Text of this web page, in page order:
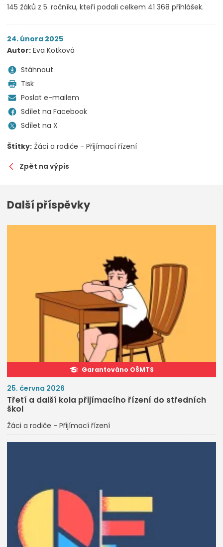
145 žáků z 5. ročníku, kteří podali celkem 41 368 přihlášek.
24. února 2025
Autor: Eva Kotková
Stáhnout
Tisk
Poslat e-mailem
Sdílet na Facebook
Sdílet na X
Štítky: Žáci a rodiče - Přijímací řízení
Zpět na výpis
Další příspěvky
Garantováno OŠMTS
25. června 2026
Třetí a další kola přijímacího řízení do středních
škol
Žáci a rodiče - Přijímací řízení